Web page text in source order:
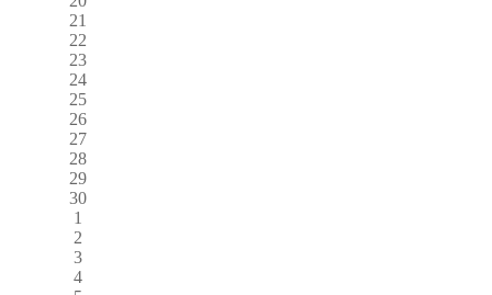
21
22
23
24
25
26
27
28
29
30
1
2
3
4